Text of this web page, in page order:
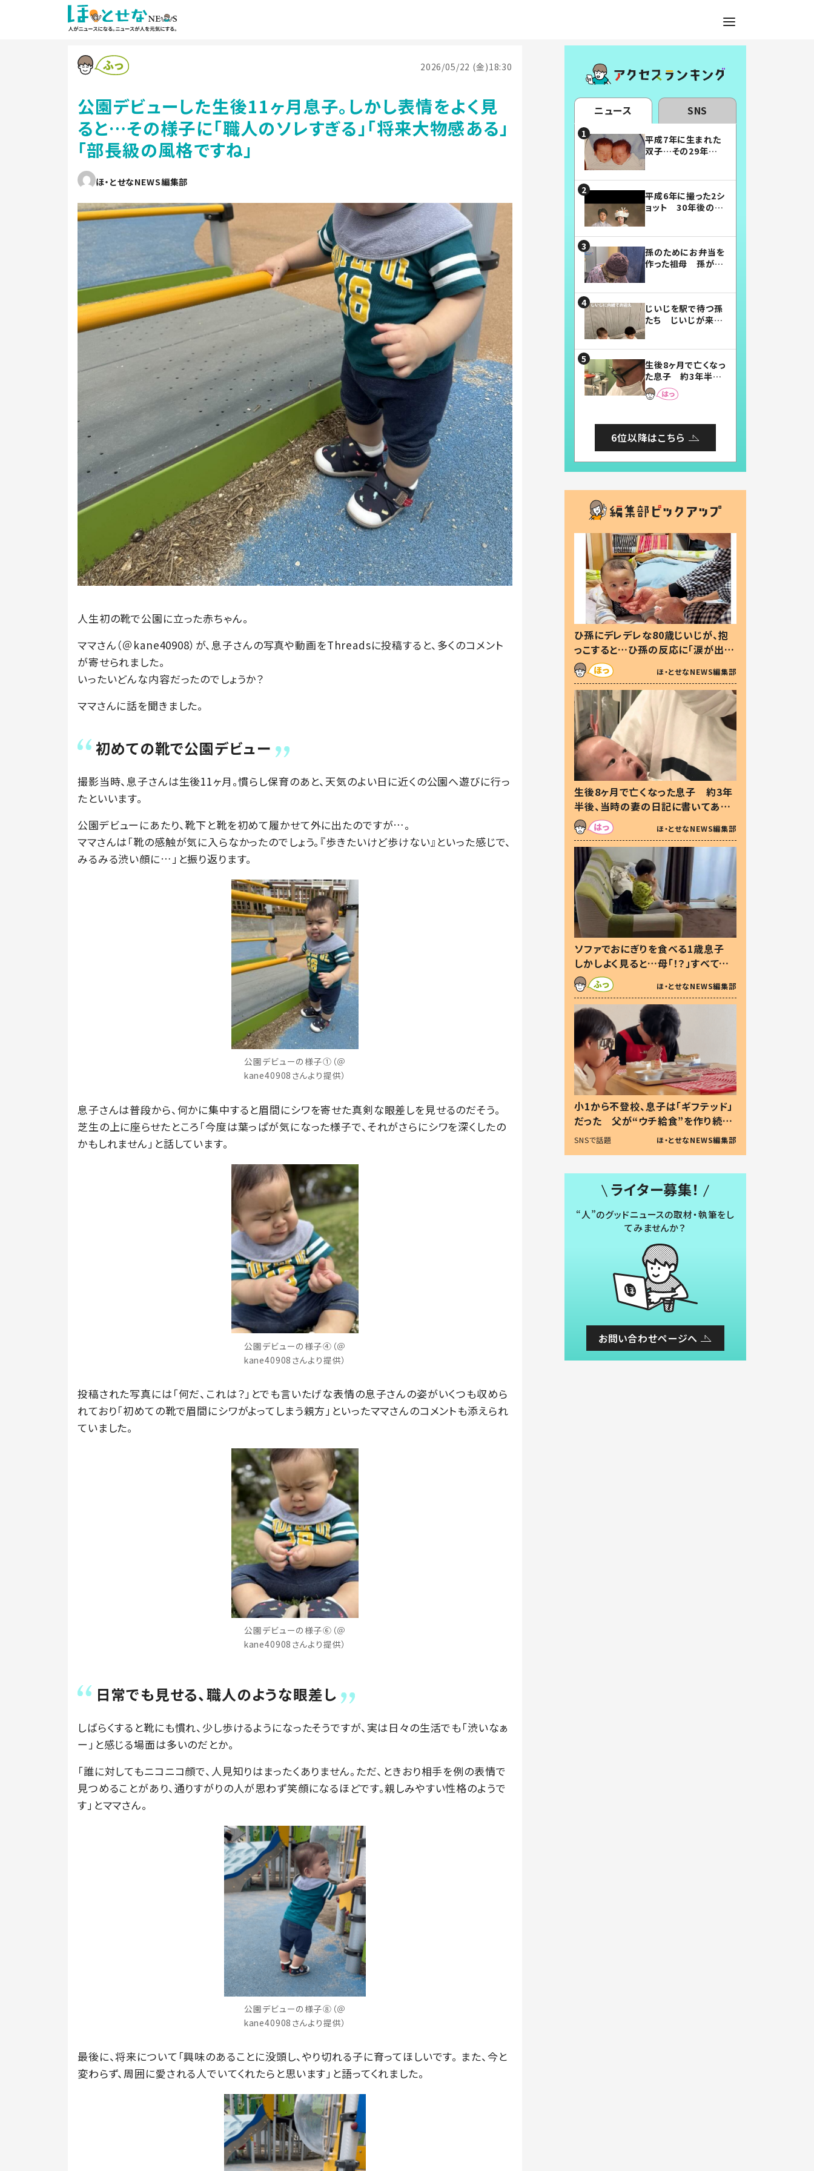
2026/05/22 (金)18:30
公園デビューした生後11ヶ月息子。しかし表情をよく見
ると…その様子に「職人のソレすぎる」「将来大物感ある」
「部長級の風格ですね」
ほ・とせなNEWS編集部
人生初の靴で公園に立った赤ちゃん。
ママさん（＠kane40908）が、息子さんの写真や動画をThreadsに投稿すると、多くのコメント
が寄せられました。
いったいどんな内容だったのでしょうか？
ママさんに話を聞きました。
初めての靴で公園デビュー
撮影当時、息子さんは生後11ヶ月。慣らし保育のあと、天気のよい日に近くの公園へ遊びに行っ
たといいます。
公園デビューにあたり、靴下と靴を初めて履かせて外に出たのですが…。
ママさんは「靴の感触が気に入らなかったのでしょう。『歩きたいけど歩けない』といった感じで、
みるみる渋い顔に…」と振り返ります。
公園デビューの様子①（＠
kane40908さんより提供）
息子さんは普段から、何かに集中すると眉間にシワを寄せた真剣な眼差しを見せるのだそう。
芝生の上に座らせたところ「今度は葉っぱが気になった様子で、それがさらにシワを深くしたの
かもしれません」と話しています。
公園デビューの様子④（＠
kane40908さんより提供）
投稿された写真には「何だ、これは？」とでも言いたげな表情の息子さんの姿がいくつも収めら
れており「初めての靴で眉間にシワがよってしまう親方」といったママさんのコメントも添えられ
ていました。
公園デビューの様子⑥（＠
kane40908さんより提供）
日常でも見せる、職人のような眼差し
しばらくすると靴にも慣れ、少し歩けるようになったそうですが、実は日々の生活でも「渋いなぁ
ー」と感じる場面は多いのだとか。
「誰に対してもニコニコ顔で、人見知りはまったくありません。ただ、ときおり相手を例の表情で
見つめることがあり、通りすがりの人が思わず笑顔になるほどです。親しみやすい性格のようで
す」とママさん。
公園デビューの様子⑧（＠
kane40908さんより提供）
最後に、将来について「興味のあることに没頭し、やり切れる子に育ってほしいです。 また、今と
変わらず、周囲に愛される人でいてくれたらと思います」と語ってくれました。
ニュース SNS
平成7年に生まれた
双子…その29年後
平成6年に撮った2シ
ョット 30年後の姿
孫のためにお弁当を
作った祖母 孫が絶
じいじを駅で待つ孫
たち じいじが来た
まらない」「幸せにな
れる」
生後8ヶ月で亡くなっ
た息子 約3年半
後、当時の妻の日記
に書いてあった本音
6位以降はこちら
ひ孫にデレデレな80歳じいじが、抱
っこすると…ひ孫の反応に「涙が出ま
した」「可愛くて仕方ない」
ほ・とせなNEWS編集部
生後8ヶ月で亡くなった息子 約3年
半後、当時の妻の日記に書いてあっ
た本音とは
ほ・とせなNEWS編集部
ソファでおにぎりを食べる1歳息子
しかしよく見ると…母「！？」すべてを
察した母の投稿に「可愛いから許
す！」「現行犯〜」
ほ・とせなNEWS編集部
小1から不登校、息子は「ギフテッド」
だった 父が“ウチ給食”を作り続け
る理由とは #令和の親 #令和の子
SNSで話題 ほ・とせなNEWS編集部
ライター募集！
“人”のグッドニュースの取材・執筆をし
てみませんか？
お問い合わせページへ